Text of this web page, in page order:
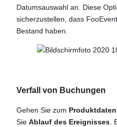
Datumsauswahl an. Diese
sicherzustellen, dass
Bestand haben.
Verfall von Buchungen
Gehen Sie zum Produktdaten
Sie Ablauf des Ereignisses.